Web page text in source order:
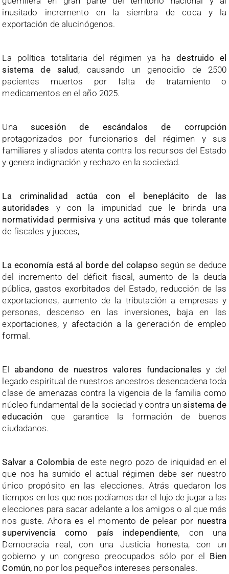
inusitado incremento en la siembra de coca y la
exportación de alucinógenos.
La política totalitaria del régimen ya hadestruido el
sistema de salud , causando un genocidio de 2500
pacientes muertos por falta de tratamiento o
medicamentos en el año 2025.
Unasucesión de escándalos de corrupción
protagonizados por funcionarios del régimen y sus
familiares y aliados atenta contra los recursos del Estado
y genera indignación y rechazo en la sociedad.
La criminalidad actúa con el beneplácito de las
autoridades y con la impunidad que le brinda una
normatividad permisivay una actitud más que tolerante
de fiscales y jueces,
La economía está al borde del colapso según se deduce
del incremento del déficit fiscal, aumento de la deuda
pública, gastos exorbitados del Estado, reducción de las
exportaciones, aumento de la tributación a empresas y
personas, descenso en las inversiones, baja en las
exportaciones, y afectación a la generación de empleo
formal.
El abandono de nuestros valores fundacionales y del
legado espiritual de nuestros ancestros desencadena toda
clase de amenazas contra la vigencia de la familia como
núcleo fundamental de la sociedad y contra unsistema de
educación que garantice la formación de buenos
ciudadanos.
Salvar a Colombia de este negro pozo de iniquidad en el
que nos ha sumido el actual régimen debe ser nuestro
único propósito en las elecciones. Atrás quedaron los
tiempos en los que nos podíamos dar el lujo de jugar a las
elecciones para sacar adelante a los amigos o al que más
nos guste. Ahora es el momento de pelear por nuestra
supervivencia como país independiente, con una
Democracia real, con una Justicia honesta, con un
gobierno y un congreso preocupados sólo por el Bien
Común, no por los pequeños intereses personales.